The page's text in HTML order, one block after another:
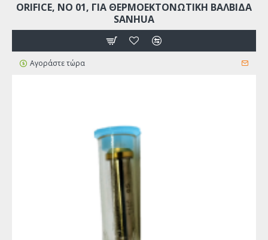
ORIFICE, ΝO 01, ΓΙΑ ΘΕΡΜΟΕΚΤΟΝΩΤΙΚΉ ΒΑΛΒΊΔΑ
SANHUA
Αγοράστε τώρα